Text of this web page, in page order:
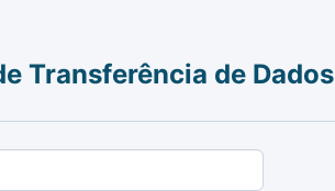
Transferência de Dados